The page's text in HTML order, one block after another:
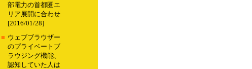
部電力の首都圏エ
リア展開に合わせ
[2016/01/28]
■ ウェブブラウザー
のプライベートブ
ラウジング機能、
認知していた人は